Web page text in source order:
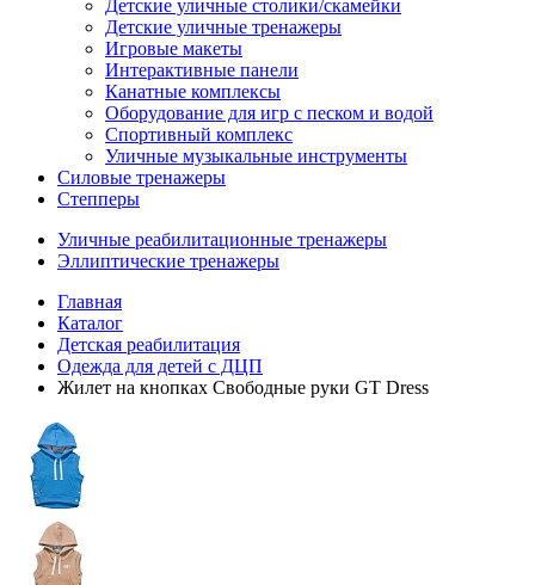
Детские уличные столики/скамейки
Детские уличные тренажеры
Игровые макеты
Интерактивные панели
Канатные комплексы
Оборудование для игр с песком и водой
Спортивный комплекс
Уличные музыкальные инструменты
Силовые тренажеры
Степперы
Уличные реабилитационные тренажеры
Эллиптические тренажеры
Главная
Каталог
Детская реабилитация
Одежда для детей с ДЦП
Жилет на кнопках Свободные руки GT Dress